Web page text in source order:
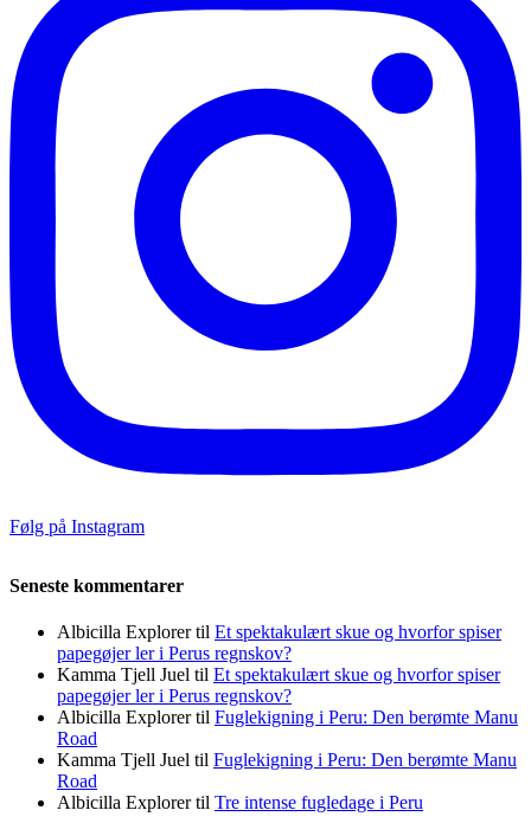
Følg på Instagram
Seneste kommentarer
Albicilla Explorertil Et spektakulært skue og hvorfor spiser
papegøjer ler i Perus regnskov?
Kamma Tjell Juel til Et spektakulært skue og hvorfor spiser
papegøjer ler i Perus regnskov?
Albicilla Explorertil Fuglekigning i Peru: Den berømte Manu
Road
Kamma Tjell Juel til Fuglekigning i Peru: Den berømte Manu
Road
Albicilla Explorertil Tre intense fugledage i Peru